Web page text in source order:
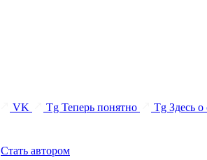
VK Tg Теперь понятно Tg Здесь о
Стать автором